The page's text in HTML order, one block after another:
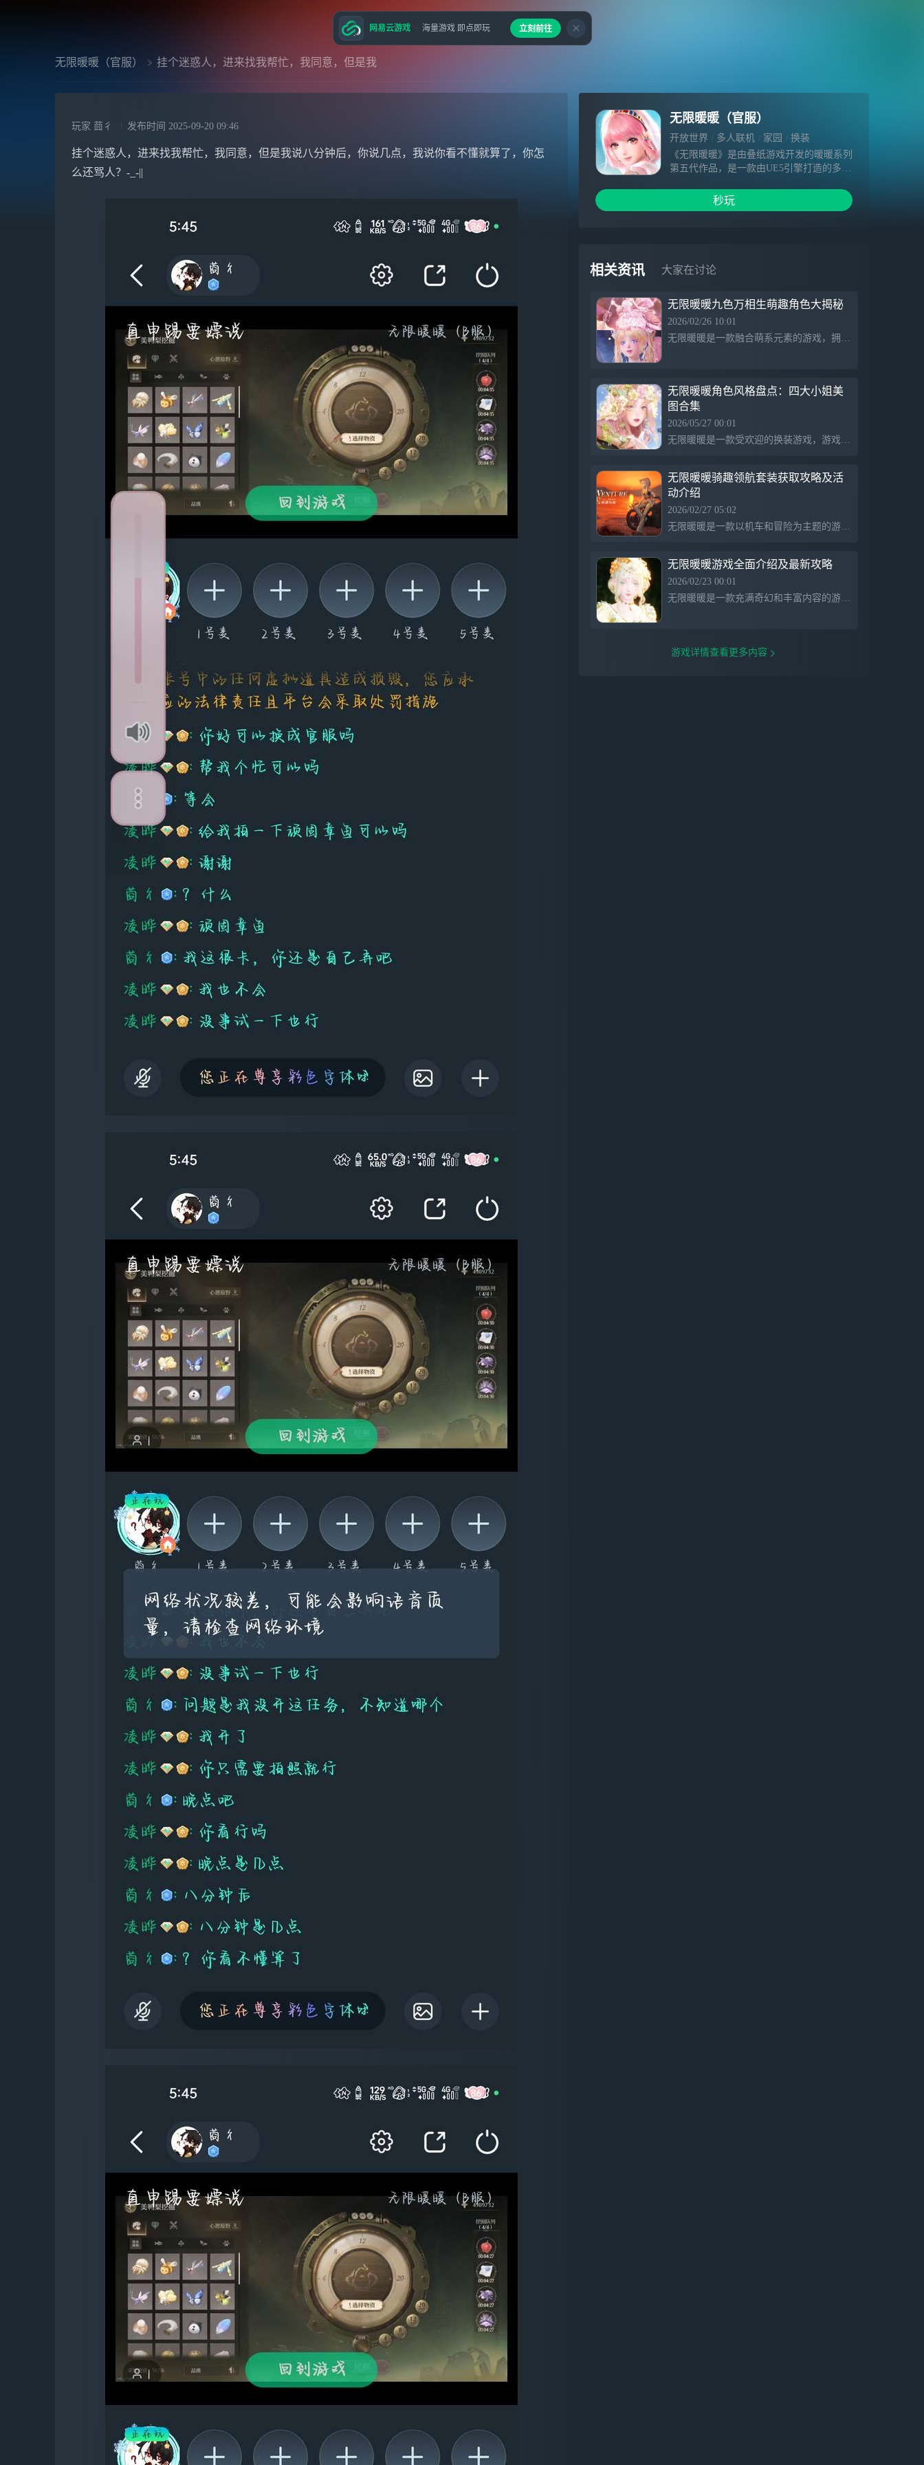
无限暖暖（官服） 挂个迷惑人，进来找我帮忙，我同意，但是我
玩家 莔彳 发布时间 2025-09-20 09:46
挂个迷惑人，进来找我帮忙，我同意，但是我说八分钟后，你说几点，我说你看不懂就算了，你怎
么还骂人？-_-||
无限暖暖（官服）
开放世界 多人联机 家园
换装
《无限暖暖》是由叠纸游戏开发的暖暖系列
第五代作品，是一款由UE5引擎打造的多平
之旅。暖暖将与大喵一起，利用奇想力与能
力套装，以勇气与坚守，邂逅每一份奇迹。
典的幻梦涌动，巨人文明的回音飘荡……启
程吧，奔赴黄金之乡的邀约，跟随轮回之印
【开放世界】以奇想探索，每一处风物与传
说 面对未知的谜题与挑战，举起弓箭、邀
【家园建造】空中有座暖暖的岛 在专属岛
间，种植、采星、养鱼……这里不只是一座
岛，更是以奇想力编织的，会呼吸的梦想。
【平台跳跃】每一次跃起，都是新的冒险
无论身处森罗万象的奇迹大陆，还是神秘奇
诡的空间幻境，用不同的能力组合解构关卡
的精妙设计，在起落之间发现新的奥秘。
或者开一局小游戏......在这里，感受微风与
鸟鸣，尽情享受无忧无虑的静谧时光。
同行，还是自在独往，旅途都充满乐趣。
秒玩
相关资讯 大家在讨论
无限暖暖九色万相生萌趣角色大揭秘
2026/02/26 10:01
无限暖暖是一款融合萌系元素的游戏，拥有大蝴蝶结、大双马尾、独角兽等可爱角色，强调多彩奇幻的艺术风格，表现丰富多样的创意和想象力。
无限暖暖角色风格盘点：四大小姐美
图合集
2026/05/27 00:01
无限暖暖是一款受欢迎的换装游戏，游戏中展示了不同风格的角色，包括活泼可爱的大小姐、腹黑冷艳的二小姐、清冷心善的三小姐和妩媚多姿的四小姐。玩家们对这些角色的独特魅力和穿衣搭配充满期待，无法抗拒为暖暖选择新衣服的诱惑。
无限暖暖骑趣领航套装获取攻略及活
动介绍
2026/02/27 05:02
无限暖暖是一款以机车和冒险为主题的游戏，玩家通过共鸣活动获得套装和奖励，体验自由驰骋的快感。
无限暖暖游戏全面介绍及最新攻略
2026/02/23 00:01
无限暖暖是一款充满奇幻和丰富内容的游戏，拥有多样的主题如奇想、摄影、策略等，提供不断更新的玩法和精彩故事，带来温馨且多彩的游戏体验。
游戏详情查看更多内容
网易云游戏 海量游戏 即点即玩 立刻前往